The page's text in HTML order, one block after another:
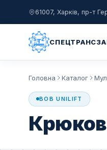
61007, Харків, пр-т
Головна Каталог
BOB UNILIFT